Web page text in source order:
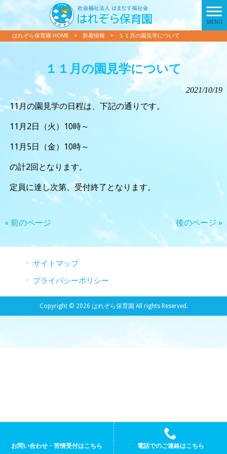
MENU
はれぞら保育園 HOME > 新着情報 > １１月の園見学について
１１月の園見学について
2021/10/19
11月の園見学の日程は、下記の通りです。
11月2日（火）10時～
11月5日（金）10時～
の計2回となります。
定員に達し次第、受付終了となります。
« 前のページ 後のページ »
サイトマップ
プライバシーポリシー
Copyright © 2026 はれぞら保育園 All rights Reserved.
お問い合わせ・苦情受付はこちら 電話でのご連絡はこちら